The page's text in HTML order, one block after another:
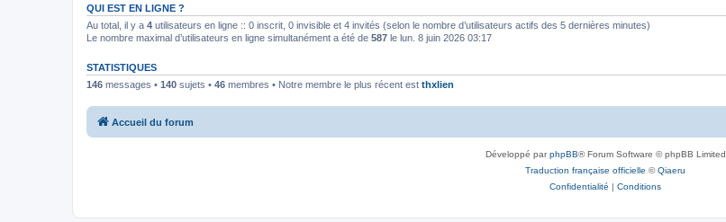
QUI EST EN LIGNE ?
Au total, il y a 4 utilisateurs en ligne :: 0 inscrit, 0 invisible et 4 invités (selon le nombre d’utilisateurs actifs des 5 dernières minutes)
Le nombre maximal d’utilisateurs en ligne simultanément a été de 587 le lun. 8 juin 2026 03:17
STATISTIQUES
146 messages • 140 sujets • 46 membres • Notre membre le plus récent est thxlien
Accueil du forum
Développé parphpBB® Forum Software © phpBB Limited
Traduction française officielle ©Qiaeru
Confidentialité | Conditions